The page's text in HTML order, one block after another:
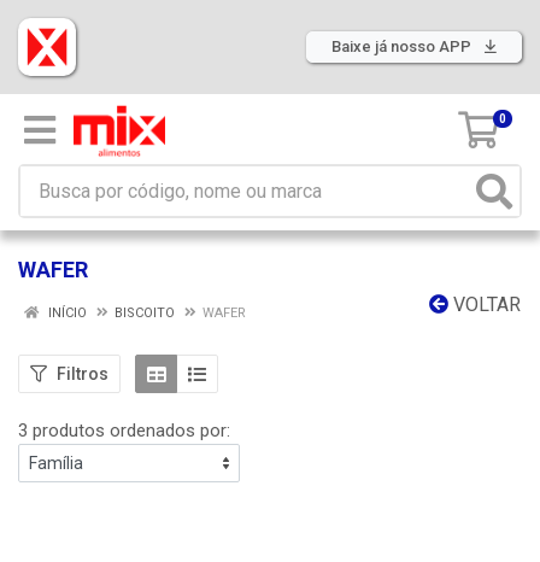
Baixe já nosso APP
0
WAFER
VOLTAR
INÍCIO BISCOITO WAFER
Filtros
3 produtos ordenados por: